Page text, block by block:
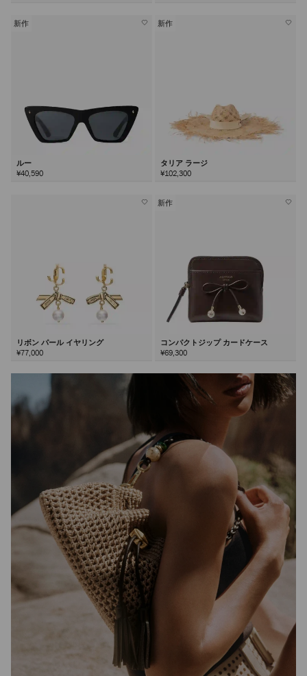
新作
ルー
¥40,590
新作
タリア ラージ
¥102,300
リボン パール イヤリング
¥77,000
新作
コンパクトジップ カードケース
¥69,300